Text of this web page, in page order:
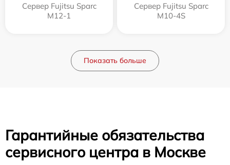
Сервер Fujitsu Sparc
M12-1
Сервер Fujitsu Sparc
M10-4S
Показать больше
Гарантийные обязательства
сервисного центра в Москве